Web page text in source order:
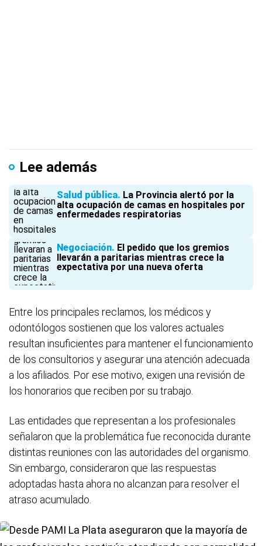
Lee además
Salud pública La Provincia alertó por la
alta ocupación de camas en hospitales por
enfermedades respiratorias
Negociación El pedido que los gremios
llevarán a paritarias mientras crece la
expectativa por una nueva oferta
Entre los principales reclamos, los médicos y
odontólogos sostienen que los valores actuales
resultan insuficientes para mantener el funcionamiento
de los consultorios y asegurar una atención adecuada
a los afiliados. Por ese motivo, exigen una revisión de
los honorarios que reciben por su trabajo.
Las entidades que representan a los profesionales
señalaron que la problemática fue reconocida durante
distintas reuniones con las autoridades del organismo.
Sin embargo, consideraron que las respuestas
adoptadas hasta ahora no alcanzan para resolver el
atraso acumulado.